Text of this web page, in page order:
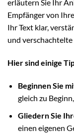
erläutern Sie Ihr
Empfänger von
Ihr Text klar,
und verschachtelte
Hier sind einige
Beginnen Sie
gleich zu
Gliedern Sie
einen eigenen